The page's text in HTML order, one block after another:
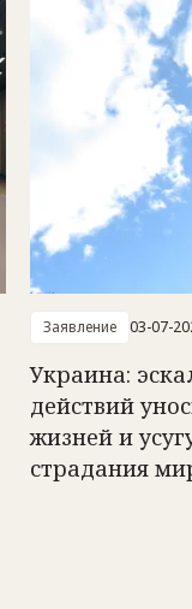
Заявление 03-07-
Украина:
действий
жизней и
страдания